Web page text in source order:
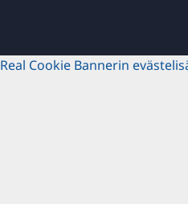
Real Cookie Bannerin